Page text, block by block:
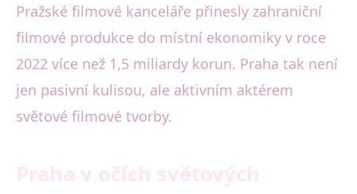
Pražské filmové kanceláře přinesly zahraniční
filmové produkce do místní ekonomiky v roce
2022 více než 1,5 miliardy korun. Praha tak není
jen pasivní kulisou, ale aktivním aktérem
světové filmové tvorby.